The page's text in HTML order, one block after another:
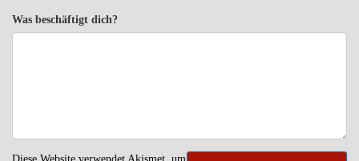
Was beschäftigt dich?